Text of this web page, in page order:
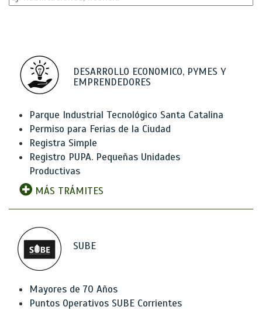
DESARROLLO ECONOMICO, PYMES Y
EMPRENDEDORES
Parque Industrial Tecnológico Santa Catalina
Permiso para Ferias de la Ciudad
Registra Simple
Registro PUPA. Pequeñas Unidades
Productivas
MÁS TRÁMITES
SUBE
Mayores de 70 Años
Puntos Operativos SUBE Corrientes